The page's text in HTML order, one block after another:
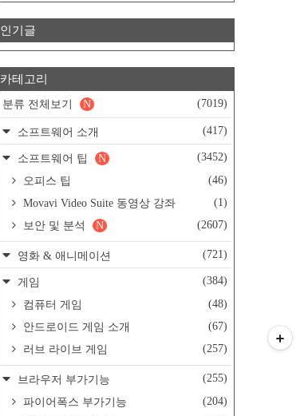
인기글
카테고리
분류 전체보기 (7019)
N
소프트웨어 소개 (417)
소프트웨어 팁 (3452)
N
오피스 팁
(46)
Movavi Video Suite 동영상 강좌
(1)
보안 및 분석
(2607)
N
영화 & 애니메이션 (721)
게임
(384)
컴퓨터 게임
(48)
안드로이드 게임 소개
(67)
러브 라이브 게임
(257)
브라우저 부가기능
(255)
파이어폭스 부가기능
(204)